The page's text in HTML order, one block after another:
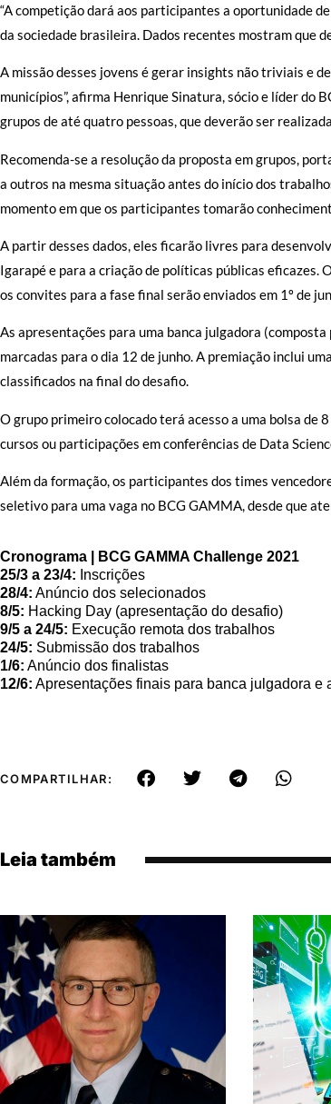
“A competição dará aos participantes a oportunidade
da sociedade brasileira. Dados recentes mostram que
A missão desses jovens é gerar insights não triviais e
municípios”, afirma Henrique Sinatura, sócio e líder do
grupos de até quatro pessoas, que deverão ser
Recomenda-se a resolução da proposta em grupos,
a outros na mesma situação antes do início dos
momento em que os participantes tomarão
A partir desses dados, eles ficarão livres para
Igarapé e para a criação de políticas públicas eficazes.
os convites para a fase final serão enviados em 1º de
As apresentações para uma banca julgadora
marcadas para o dia 12 de junho. A premiação inclui
classificados na final do desafio.
O grupo primeiro colocado terá acesso a uma bolsa de
cursos ou participações em conferências de Data
Além da formação, os participantes dos times
seletivo para uma vaga no BCG GAMMA, desde que
Cronograma | BCG GAMMA Challenge 2021
25/3 a 23/4: Inscrições
28/4: Anúncio dos selecionados
8/5: Hacking Day (apresentação do desafio)
9/5 a 24/5: Execução remota dos trabalhos
24/5: Submissão dos trabalhos
1/6: Anúncio dos finalistas
12/6: Apresentações finais para banca julgadora e
COMPARTILHAR:
Leia também